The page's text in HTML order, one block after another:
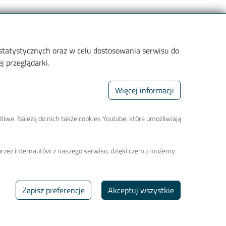
oraz w celu dostosowania serwisu do
przeglądarki.
Więcej informacji
Należą do nich także cookies Youtube, które umożliwiają
internautów z naszego serwisu, dzięki czemu możemy
Zapisz preferencje Akceptuj wszystkie